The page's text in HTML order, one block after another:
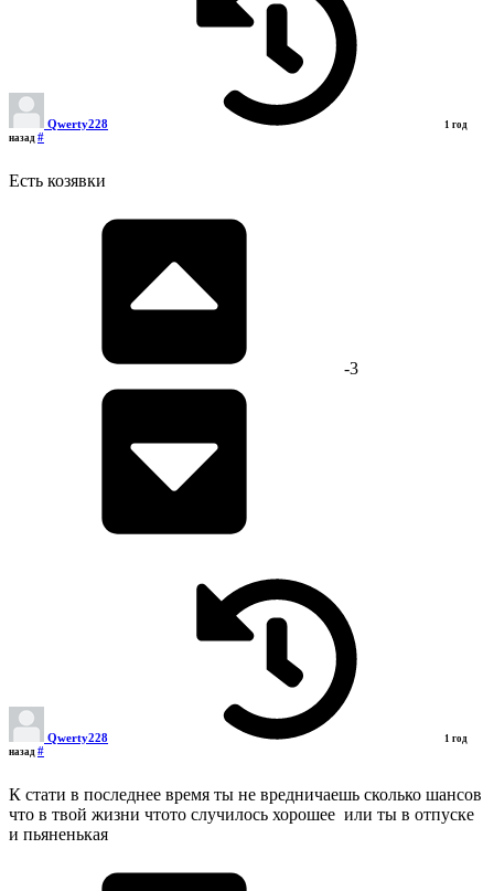
Qwerty228
1 год
назад #
Есть козявки
-3
Qwerty228
1 год
назад #
К стати в последнее время ты не вредничаешь сколько шансов
что в твой жизни чтото случилось хорошее или ты в отпуске
и пьяненькая